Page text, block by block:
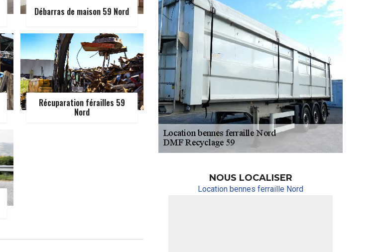
Débarras de maison 59 Nord
Récuparation férailles 59
Nord
NOUS LOCALISER
Location bennes ferraille Nord